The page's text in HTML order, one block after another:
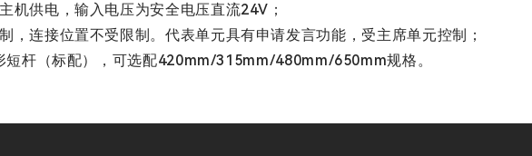
机供电，输入电压为安全电压直流24V；
，连接位置不受限制。代表单元具有申请发言功能，受主席单元控制；
短杆（标配），可选配420mm/315mm/480mm/650mm规格。